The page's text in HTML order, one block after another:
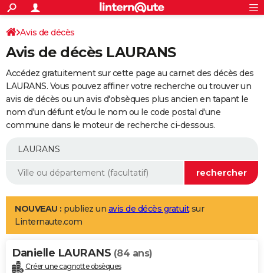
ACTUALITÉS
Politique
Société
Faits Divers
Education
Monde
Villes
+
SPORT
Coupe du monde 2026
Football
Tennis
Cyclisme
Rugby
Forum
Programme TV
TNTStreaming
Cinéma
Sorties cinéma
Musique
+
FINANCE
Retraite
Epargne
Immobilier
Risques naturels par ville
Banque
Assurance
AUTO
Essais
Réserver un essai
Citadines
Berlines
SUV
Forum auto
+
Mobiles
Meilleur smartphone
Internet
Ordinateurs
Jeux vidéo
Guide high-tech
Aménagement intérieur
LIFESTYLE
Art de vivre
Bien-être
Loisirs
Mode
Modes de vie
Alimentation
Guide de la santé
Maladies
Médicaments
Sommeil
VOYAGE
Avis de décès
Avis de décès LAURANS
Accédez gratuitement sur cette page au carnet des décès des
LAURANS. Vous pouvez affiner votre recherche ou trouver un
avis de décès ou un avis d'obsèques plus ancien en tapant le
nom d'un défunt et/ou le nom ou le code postal d'une
commune dans le moteur de recherche ci-dessous.
NOUVEAU : publiez un avis de décès gratuitsur
Linternaute.com
Danielle LAURANS (84 ans)
Créer une cagnotte obsèques